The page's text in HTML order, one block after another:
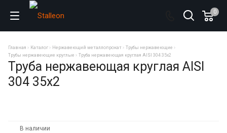
0
Главная Каталог Нержавеющий металлопрокат
Трубы нержавеющие
Трубы нержавеющие круглые
Труба нержавеющая круглая AISI 304 35х2
Труба нержавеющая круглая AISI
304 35х2
В наличии